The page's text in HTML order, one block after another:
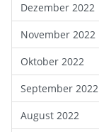
Dezember 2022
November 2022
Oktober 2022
September 2022
August 2022